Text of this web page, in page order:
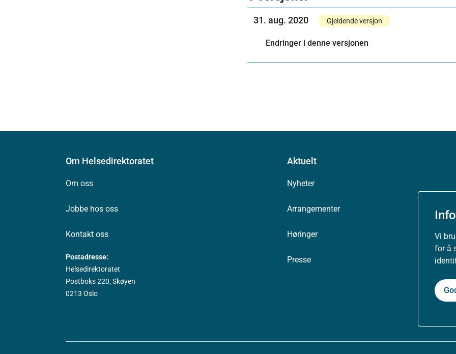
Vi
for å
31. aug. 2020 Gjeldende versjon
Endringer i denne versjonen
Om Helsedirektoratet
Om oss
Jobbe hos oss
Kontakt oss
Postadresse:
Helsedirektoratet
Postboks 220, Skøyen
0213 Oslo
Aktuelt
Nyheter
Arrangementer
Høringer
Presse